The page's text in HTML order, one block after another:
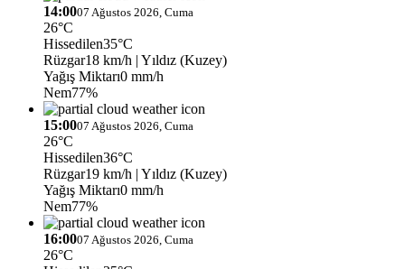
14:0007 Ağustos 2026, Cuma
26°C
Hissedilen35°C
Rüzgar18 km/h | Yıldız (Kuzey)
Yağış Miktarı0 mm/h
Nem77%
15:0007 Ağustos 2026, Cuma
26°C
Hissedilen36°C
Rüzgar19 km/h | Yıldız (Kuzey)
Yağış Miktarı0 mm/h
Nem77%
16:0007 Ağustos 2026, Cuma
26°C